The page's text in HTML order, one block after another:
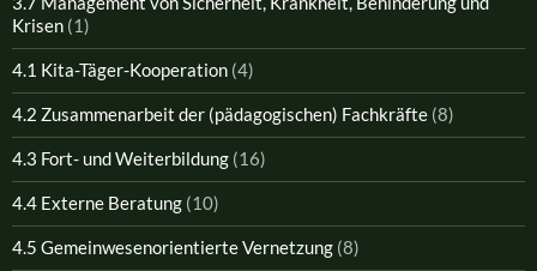
Krisen (1)
4.1 Kita-Täger-Kooperation (4)
4.2 Zusammenarbeit der (pädagogischen) Fachkräfte (8)
4.3 Fort- und Weiterbildung (16)
4.4 Externe Beratung (10)
4.5 Gemeinwesenorientierte Vernetzung (8)